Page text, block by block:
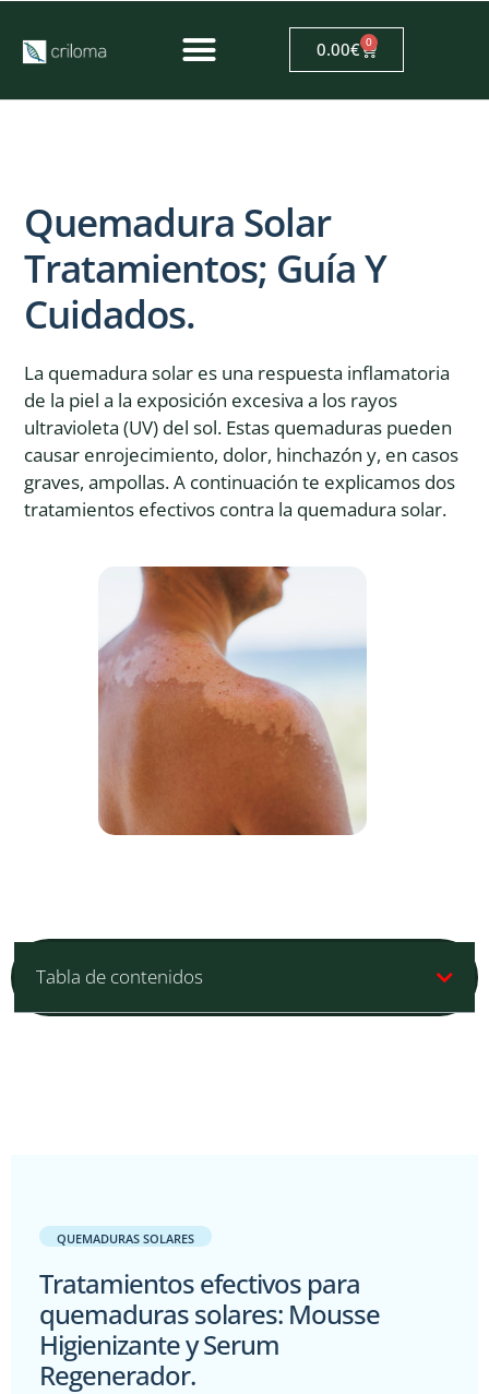
0.00€ 0
Quemadura Solar
Tratamientos; Guía Y
Cuidados.
La quemadura solar es una respuesta inflamatoria
de la piel a la exposición excesiva a los rayos
ultravioleta (UV) del sol. Estas quemaduras pueden
causar enrojecimiento, dolor, hinchazón y, en casos
graves, ampollas. A continuación te explicamos dos
tratamientos efectivos contra la quemadura solar.
Tabla de contenidos
QUEMADURAS SOLARES
Tratamientos efectivos para
quemaduras solares: Mousse
Higienizante y Serum
Regenerador.